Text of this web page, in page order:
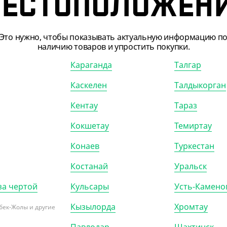
₸
мартини, 100 мл
550.80₸
Бокал для шампанского
"Флютэ", 180 мл (низкая ножка)
Это нужно, чтобы показывать актуальную информацию по
наличию товаров и упростить покупки.
чертой
Жолы и другие
Караганда
Каскелен
Кентау
Кокшетау
Конаев
Костанай
Кульсары
Кызылорда
Талгар
Талдыкорган
Тараз
Темиртау
Туркестан
Уральск
Усть-
Хромтау